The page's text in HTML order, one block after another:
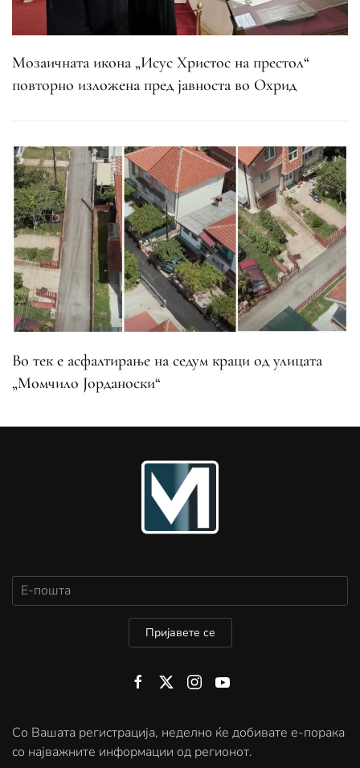
Мозаичната икона „Исус Христос на престол“
повторно изложена пред јавноста во Охрид
Во тек е асфалтирање на седум краци од улицата
„Момчило Јорданоски“
Пријавете се
Со Вашата регистрација, неделно ќе добивате е-порака
со најважните информации од регионот.